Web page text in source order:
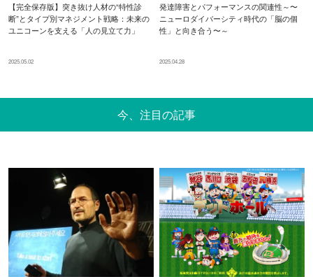
【完全保存版】突き抜け人材の“特性診
断”とタイプ別マネジメント戦略：未来の
ユニコーンを支える「人の見立て力」
2025.05.02
発達障害とパフォーマンスの関連性～〜
ニューロダイバーシティ時代の「脳の個
性」と向き合う〜～
2025.04.28
今、注目の記事